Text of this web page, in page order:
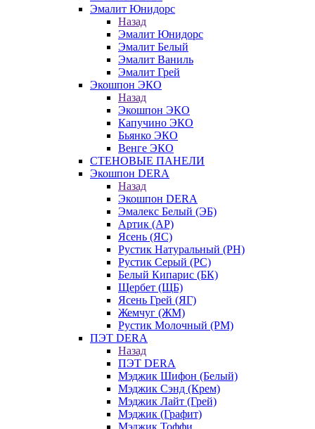
Эмалит Юнидорс
Назад
Эмалит Юнидорс
Эмалит Белый
Эмалит Ваниль
Эмалит Грей
Экошпон ЭКО
Назад
Экошпон ЭКО
Капучино ЭКО
Бьянко ЭКО
Венге ЭКО
СТЕНОВЫЕ ПАНЕЛИ
Экошпон DERA
Назад
Экошпон DERA
Эмалекс Белый (ЭБ)
Артик (АР)
Ясень (ЯС)
Рустик Натуральный (РН)
Рустик Серый (РС)
Белый Кипарис (БК)
Щербет (ЩБ)
Ясень Грей (ЯГ)
Жемчуг (ЖМ)
Рустик Молочный (РМ)
ПЭТ DERA
Назад
ПЭТ DERA
Мэджик Шифон (Белый)
Мэджик Сэнд (Крем)
Мэджик Лайт (Грей)
Мэджик (Графит)
Мэджик Тоффи